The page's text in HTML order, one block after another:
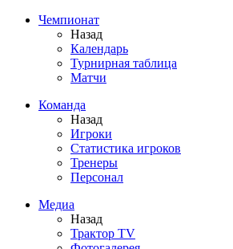
Чемпионат
Назад
Календарь
Турнирная таблица
Матчи
Команда
Назад
Игроки
Статистика игроков
Тренеры
Персонал
Медиа
Назад
Трактор TV